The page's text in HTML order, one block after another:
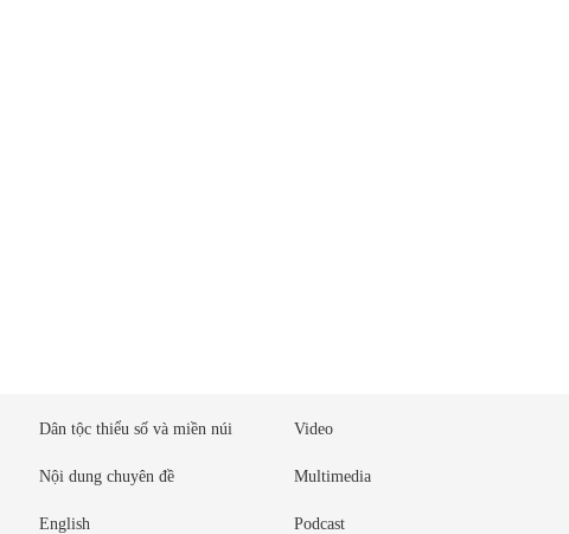
Dân tộc thiểu số và miền núi
Nội dung chuyên đề
English
Video
Multimedia
Podcast